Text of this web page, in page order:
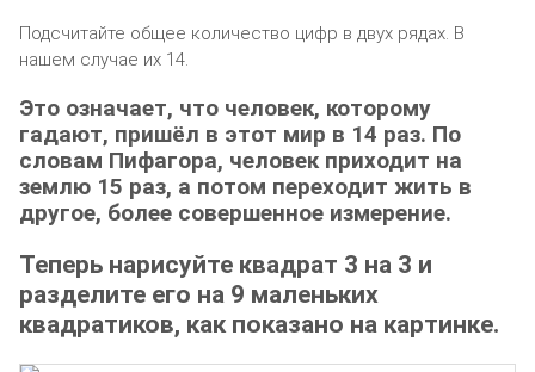
Подсчитайте общее количество цифр в двух рядах. В
нашем случае их 14.
Это означает, что человек, которому
гадают, пришёл в этот мир в 14 раз. По
словам Пифагора, человек приходит на
землю 15 раз, а потом переходит жить в
другое, более совершенное измерение.
Теперь нарисуйте квадрат 3 на 3 и
разделите его на 9 маленьких
квадратиков, как показано на картинке.